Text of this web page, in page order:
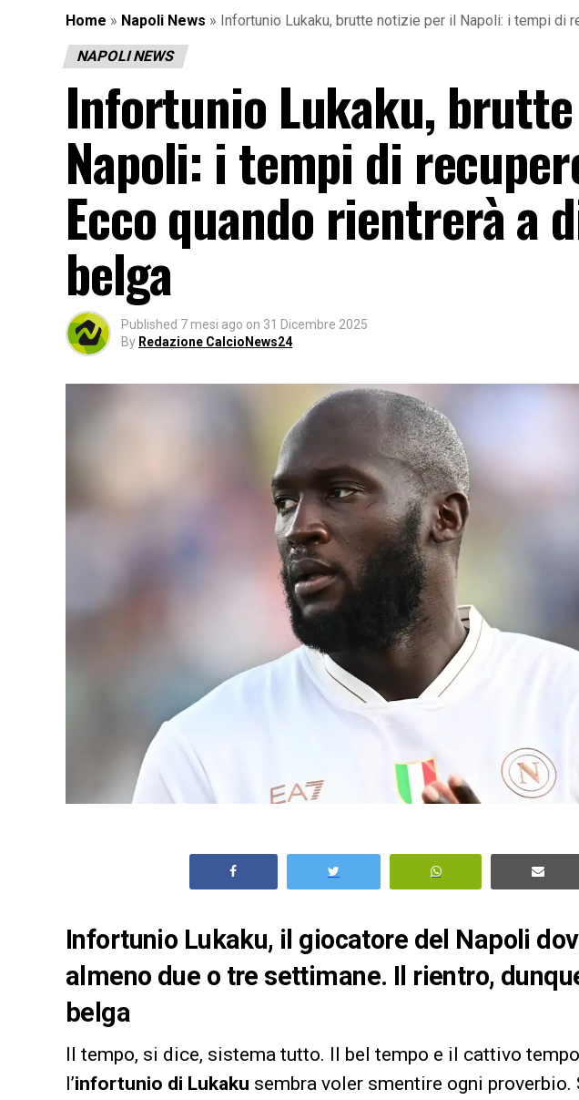
Home » Napoli News » Infortunio Lukaku, brutte notizie per il Napoli: i tempi di
NAPOLI NEWS
Infortunio Lukaku,
Napoli: i tempi di
Ecco quando rientrerà a
belga
Published 7 mesi ago on 31 Dicembre 2025
By Redazione CalcioNews24
Infortunio Lukaku, il giocatore del Napoli
almeno due o tre settimane. Il rientro,
belga
Il tempo, si dice, sistema tutto. Il bel tempo e il cattivo
l’infortunio di Lukaku sembra voler smentire ogni